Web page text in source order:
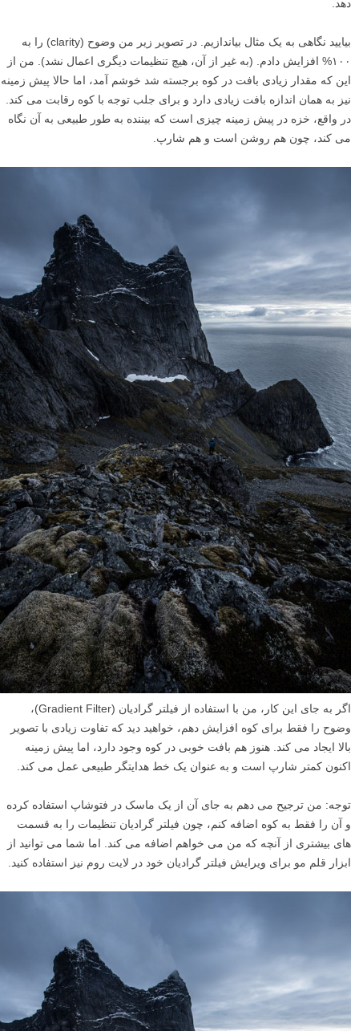
هرچند تنظیم اشباع تنها موردی نیست که باید در آن به صورت انتخابی عمل
کنید. من شخصا هنگام کار با رنگ، کنتراست، روشنایی و تقریبا هر تنظیمات
دیگری که بتوانید فکرش را بکنید، تنظیمات انتخابی اعمال می کنم.
۳ وضوح ۱۰۰%
ممکن است نخواهید این مورد را بشنوید، اما افزایش اسلایدر وضوح
(Clarity) لایت روم به ۱۰۰% به ندرت ایده خوبی است، به خصوص زمانی که
بر روی کل تصویر اعمال شود. اگرچه من موافقم که اضافه کردن وضوح
اغلب می تواند یک برجستگی اضافی به تصویر بدهد، چون بسیاری از بافت ها
و جزئیات خوب را نمایان تر می کند، اما زمانی که به کل تصویر اعمال می
شود، بیشتر از این که خوب باشد به آن آسیب می رساند. همچنین مقدار
قابل توجهی نویز به تصویر اضافه می کند و کیفیت کلی فایل را کاهش می
دهد.
بیایید نگاهی به یک مثال بیاندازیم. در تصویر زیر من وضوح (clarity) را به
۱۰۰% افزایش دادم. (به غیر از آن، هیچ تنظیمات دیگری اعمال نشد). من از
این که مقدار زیادی بافت در کوه برجسته شد خوشم آمد، اما حالا پیش زمینه
نیز به همان اندازه بافت زیادی دارد و برای جلب توجه با کوه رقابت می کند.
در واقع، خزه در پیش زمینه چیزی است که بیننده به طور طبیعی به آن نگاه
می کند، چون هم روشن است و هم شارپ.